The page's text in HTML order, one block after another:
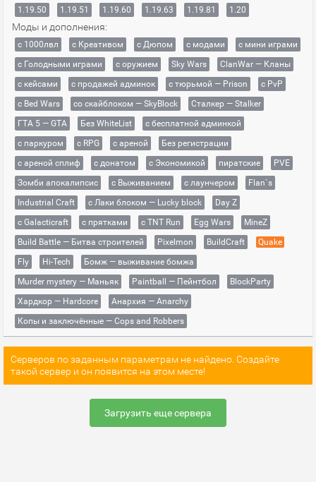
1.19.50
1.19.51 1.19.60 1.19.63 1.19.81 1.20
Моды и дополнения:
с 1000лвл c Креативом с Дюпом с модами
с мини играми
с Голодными играми
с оружием Sky Wars
ClanWar — Кланы
с кейсами
с продажей админок с тюрьмой — Prison
с PvP
с Bed Wars
со скайблоком — SkyBlock
Сталкер — Stalker
ГТА 5 — GTA
Без WhiteList
с бесплатной админкой
с паркуром
с RPG с ареной
Без регистрации
с ареной сплиф
с донатом с Экономикой пиратские
PVE
Зомби апокалипсис
с Выживанием с лаунчером
Flan`s
Industrial Craft
с Лаки блоком — Lucky block
Day Z
с Galacticraft
с прятками с TNT Run Egg Wars
MineZ
Build Battle — Битва строителей
Pixelmon BuildCraft
Quake
Fly
Hi-Tech
Бомж — выживание бомжа
Murder mystery — Маньяк
Paintball — Пейнтбол
BlockParty
Хардкор — Hardcore
Анархия — Anarchy
Копы и заключённые — Cops and Robbers
Серверов по заданным параметрам не найдено. Создайте
такой сервер и он появится на этом месте!
Загрузить еще сервера